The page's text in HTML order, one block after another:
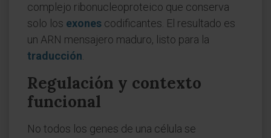
complejo ribonucleoproteico que conserva
solo los exones codificantes. El resultado es
un ARN mensajero maduro, listo para la
traducción
Regulación y contexto
funcional
No todos los genes de una célula se